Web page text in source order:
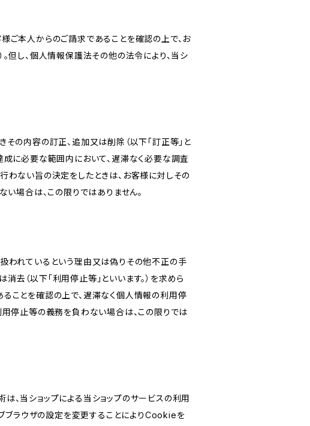
ご本人からのご請求であることを確認の上で、お
但し、個人情報保護法その他の法令により、当シ
の内容の訂正、追加又は削除（以下「訂正等」と
成に必要な範囲内において、遅滞なく必要な調査
わない旨の決定をしたときは、お客様に対しその
い場合は、この限りではありません。
われているという理由又は偽りその他不正の手
（以下「利用停止等」といいます。）を求めら
ことを確認の上で、遅滞なく個人情報の利用停
用停止等の義務を負わない場合は、この限りでは
、当ショップによる当ショップのサービスの利用
ブラウザの設定を変更することによりCookieを